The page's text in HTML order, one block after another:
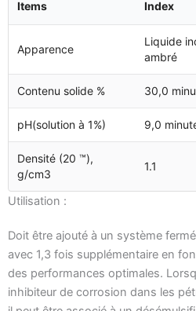
Items Index
Apparence
Liquide
ambré
Contenu solide % 30,0
pH(solution à 1%) 9,0
Densité (20 ™),
g/cm3
1.1
Utilisation :
Doit être ajouté à un système
avec 1,3 fois supplémentaire en
des performances optimales.
inhibiteur de corrosion dans les